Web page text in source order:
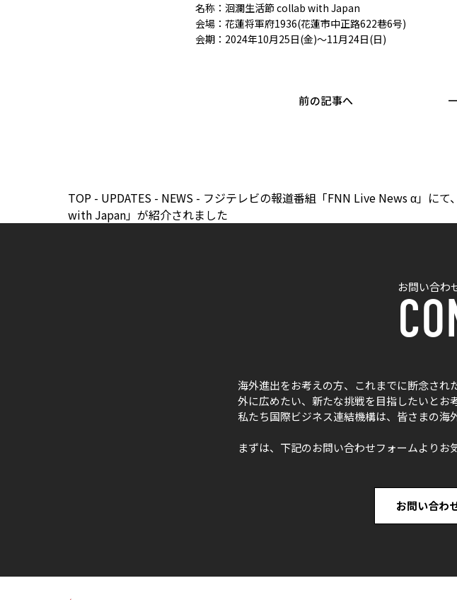
名称：洄瀾生活節 collab with Japan
会場：花蓮将軍府1936(花蓮市中正路622巷6号)
会期：2024年10月25日(金)～11月24日(日)
前の記事へ
TOP - UPDATES - NEWS - フジテレビの報道番組「FNN Live News α」に
with Japan」が紹介されました
お問い合わ
海外進出をお考えの方、これまでに断念さ
外に広めたい、新たな挑戦を目指したいとお
私たち国際ビジネス連結機構は、皆さまの海
まずは、下記のお問い合わせフォームよりお
お問い合わ